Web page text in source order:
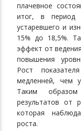
плачевное
итог, в период
устаревшего и
15% до 18,5%.
эффект от
повышения
Рост
медленней, чем
Таким
результатов от
которая
роста.